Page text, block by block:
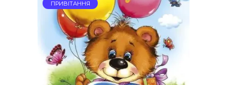
ПРИВІТАННЯ